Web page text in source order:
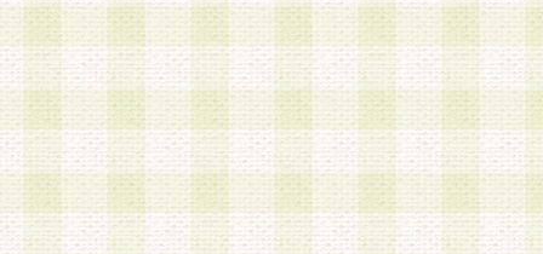
3.前項の定めに拘わらず、当社は、以下の目的に
意を 得ることなく、会員個人を識別できる情報
づき選定した委託業者に対して当社の責任におい
できるものとします。な お、当社は、当該委託
契約を締結しこれを遵守させるとともに、本規約
の注意をもって当該情報を使用させるものとし ま
a.本サービスに係る謝礼、景品、調査サンプル品